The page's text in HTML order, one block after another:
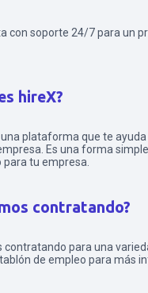
con soporte 24/7 para un
hireX?
una plataforma que te
Es una forma
tu empresa.
contratando?
contratando para una
de empleo para más